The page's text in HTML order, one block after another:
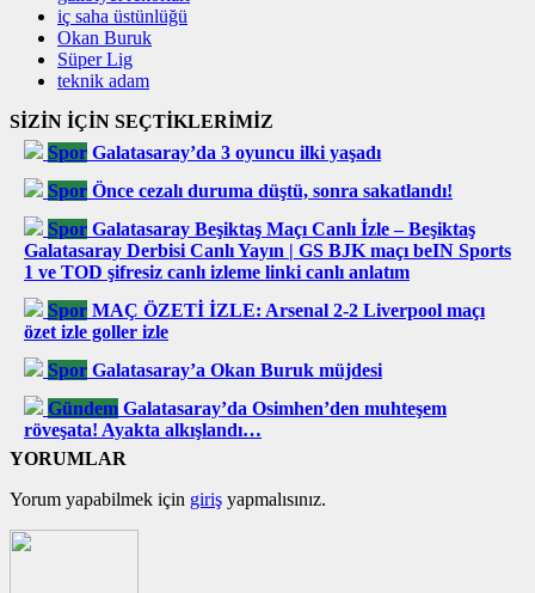
iç saha üstünlüğü
Okan Buruk
Süper Lig
teknik adam
SİZİN İÇİN SEÇTİKLERİMİZ
Spor Galatasaray’da 3 oyuncu ilki yaşadı
Spor Önce cezalı duruma düştü, sonra sakatlandı!
Spor Galatasaray Beşiktaş Maçı Canlı İzle – Beşiktaş
Galatasaray Derbisi Canlı Yayın | GS BJK maçı beIN Sports
1 ve TOD şifresiz canlı izleme linki canlı anlatım
Spor MAÇ ÖZETİ İZLE: Arsenal 2-2 Liverpool maçı
özet izle goller izle
Spor Galatasaray’a Okan Buruk müjdesi
Gündem Galatasaray’da Osimhen’den muhteşem
röveşata! Ayakta alkışlandı…
YORUMLAR
Yorum yapabilmek için giriş yapmalısınız.